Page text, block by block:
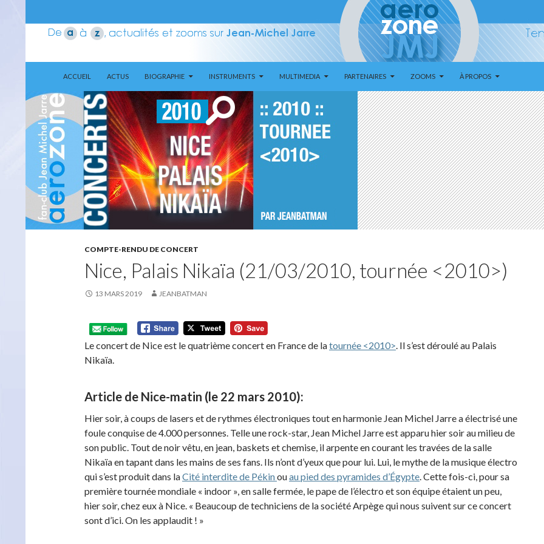
Aerozone JMJ
ACCUEIL
ACTUS BIOGRAPHIE INSTRUMENTS MULTIMEDIA PARTENAIRES ZOOMS À PROPOS
COMPTE-RENDU DE CONCERT
Nice, Palais Nikaïa (21/03/2010, tournée <2010>)
13 MARS 2019 JEANBATMAN
Le concert de Nice est le quatrième concert en France de latournée <2010>. Il s’est déroulé au Palais
Nikaïa.
Article de Nice-matin (le 22 mars 2010):
Hier soir, à coups de lasers et de rythmes électroniques tout en harmonie Jean Michel Jarre a électrisé une
foule conquise de 4.000 personnes. Telle une rock-star, Jean Michel Jarre est apparu hier soir au milieu de
son public. Tout de noir vêtu, en jean, baskets et chemise, il arpente en courant les travées de la salle
Nikaïa en tapant dans les mains de ses fans. Ils n’ont d’yeux que pour lui. Lui, le mythe de la musique électro
qui s’est produit dans laCité interdite de Pékinouau pied des pyramides d’Égypte. Cette fois-ci, pour sa
première tournée mondiale « indoor », en salle fermée, le pape de l’électro et son équipe étaient un peu,
hier soir, chez eux à Nice. « Beaucoup de techniciens de la société Arpège qui nous suivent sur ce concert
sont d’ici. On les applaudit ! »